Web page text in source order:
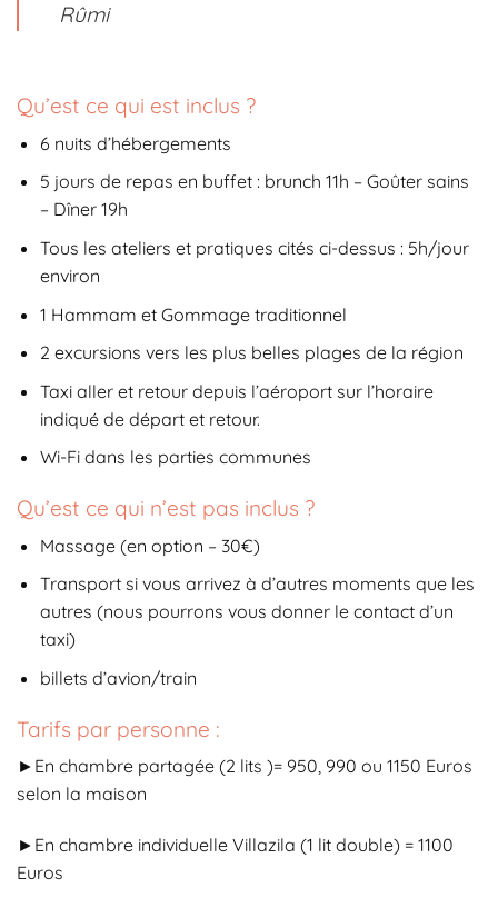
Rûmi
Qu’est ce qui est inclus ?
6 nuits d’hébergements
5 jours de repas en buffet : brunch 11h – Goûter sains
– Dîner 19h
Tous les ateliers et pratiques cités ci-dessus : 5h/jour
environ
1 Hammam et Gommage traditionnel
2 excursions vers les plus belles plages de la région
Taxi aller et retour depuis l’aéroport sur l’horaire
indiqué de départ et retour.
Wi-Fi dans les parties communes
Qu’est ce qui n’est pas inclus ?
Massage (en option – 30€)
Transport si vous arrivez à d’autres moments que les
autres (nous pourrons vous donner le contact d’un
taxi)
billets d’avion/train
Tarifs par personne :
►En chambre partagée (2 lits )= 950, 990 ou 1150 Euros
selon la maison
►En chambre individuelle Villazila (1 lit double) = 1100
Euros